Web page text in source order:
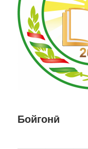
Бойгонӣ